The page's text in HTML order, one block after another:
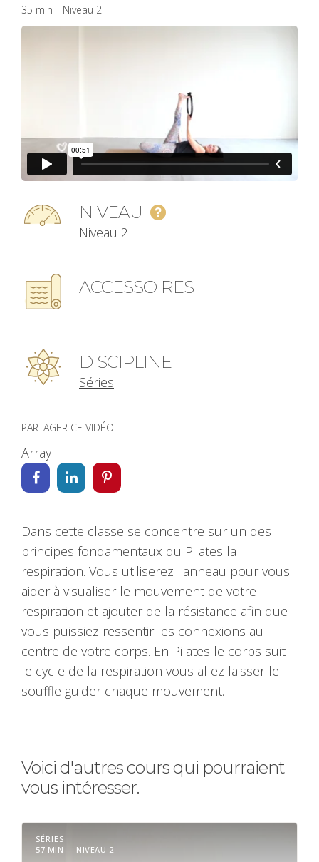
35 min - Niveau 2
NIVEAU
Niveau 2
ACCESSOIRES
DISCIPLINE
Séries
PARTAGER CE VIDÉO
Array
Dans cette classe se concentre sur un des
principes fondamentaux du Pilates la
respiration. Vous utiliserez l'anneau pour vous
aider à visualiser le mouvement de votre
respiration et ajouter de la résistance afin que
vous puissiez ressentir les connexions au
centre de votre corps. En Pilates le corps suit
le cycle de la respiration vous allez laisser le
souffle guider chaque mouvement.
Voici d'autres cours qui pourraient
vous intéresser.
SÉRIES
57 MIN
NIVEAU 2